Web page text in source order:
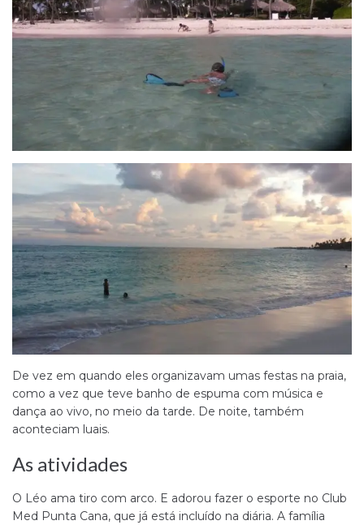
De vez em quando eles organizavam umas festas na praia,
como a vez que teve banho de espuma com música e
dança ao vivo, no meio da tarde. De noite, também
aconteciam luais.
As atividades
O Léo ama tiro com arco. E adorou fazer o esporte no Club
Med Punta Cana, que já está incluído na diária. A família